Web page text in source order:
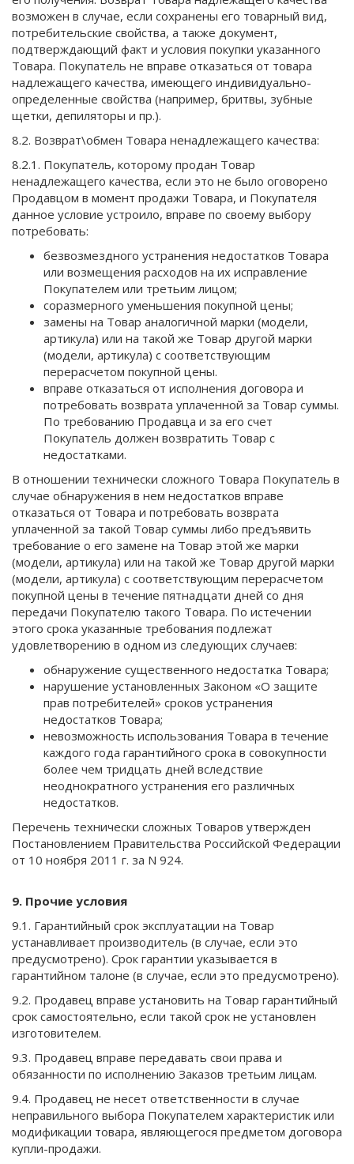
возможен в случае, если сохранены его товарный вид,
потребительские свойства, а также документ,
подтверждающий факт и условия покупки указанного
Товара. Покупатель не вправе отказаться от товара
надлежащего качества, имеющего индивидуально-
определенные свойства (например, бритвы, зубные
щетки, депиляторы и пр.).
8.2. Возврат\обмен Товара ненадлежащего качества:
8.2.1. Покупатель, которому продан Товар
ненадлежащего качества, если это не было оговорено
Продавцом в момент продажи Товара, и Покупателя
данное условие устроило, вправе по своему выбору
потребовать:
безвозмездного устранения недостатков Товара
или возмещения расходов на их исправление
Покупателем или третьим лицом;
соразмерного уменьшения покупной цены;
замены на Товар аналогичной марки (модели,
артикула) или на такой же Товар другой марки
(модели, артикула) с соответствующим
перерасчетом покупной цены.
вправе отказаться от исполнения договора и
потребовать возврата уплаченной за Товар суммы.
По требованию Продавца и за его счет
Покупатель должен возвратить Товар с
недостатками.
В отношении технически сложного Товара Покупатель в
случае обнаружения в нем недостатков вправе
отказаться от Товара и потребовать возврата
уплаченной за такой Товар суммы либо предъявить
требование о его замене на Товар этой же марки
(модели, артикула) или на такой же Товар другой марки
(модели, артикула) с соответствующим перерасчетом
покупной цены в течение пятнадцати дней со дня
передачи Покупателю такого Товара. По истечении
этого срока указанные требования подлежат
удовлетворению в одном из следующих случаев:
обнаружение существенного недостатка Товара;
нарушение установленных Законом «О защите
прав потребителей» сроков устранения
недостатков Товара;
невозможность использования Товара в течение
каждого года гарантийного срока в совокупности
более чем тридцать дней вследствие
неоднократного устранения его различных
недостатков.
Перечень технически сложных Товаров утвержден
Постановлением Правительства Российской Федерации
от 10 ноября 2011 г. за N 924.
9. Прочие условия
9.1. Гарантийный срок эксплуатации на Товар
устанавливает производитель (в случае, если это
предусмотрено). Срок гарантии указывается в
гарантийном талоне (в случае, если это предусмотрено).
9.2. Продавец вправе установить на Товар гарантийный
срок самостоятельно, если такой срок не установлен
изготовителем.
9.3. Продавец вправе передавать свои права и
обязанности по исполнению Заказов третьим лицам.
9.4. Продавец не несет ответственности в случае
неправильного выбора Покупателем характеристик или
модификации товара, являющегося предметом договора
купли-продажи.